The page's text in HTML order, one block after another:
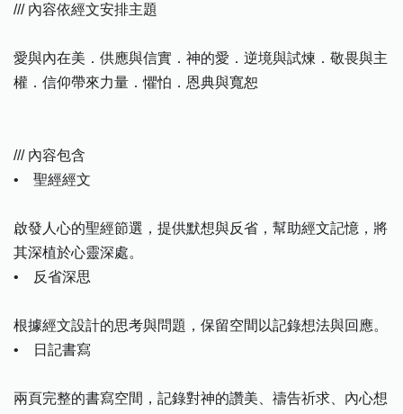
/// 內容依經文安排主題
愛與內在美．供應與信實．神的愛．逆境與試煉．敬畏與主
權．信仰帶來力量．懼怕．恩典與寬恕
/// 內容包含
• 聖經經文
啟發人心的聖經節選，提供默想與反省，幫助經文記憶，將
其深植於心靈深處。
• 反省深思
根據經文設計的思考與問題，保留空間以記錄想法與回應。
• 日記書寫
兩頁完整的書寫空間，記錄對神的讚美、禱告祈求、內心想